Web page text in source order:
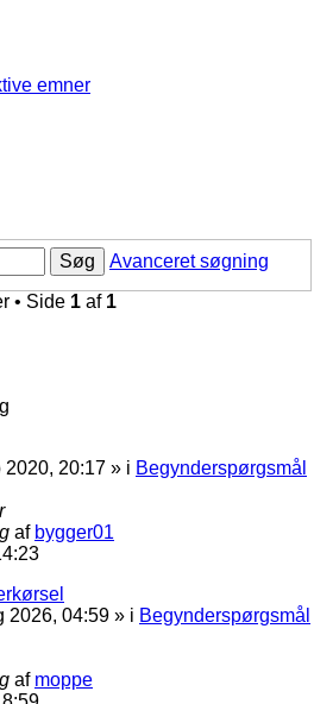
emner
Søg
Avanceret søgning
• Side 1 af 1
2020, 20:17 » i Begynderspørgsmål
af bygger01
2026, 04:59 » i Begynderspørgsmål
af moppe